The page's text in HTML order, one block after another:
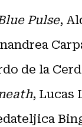
Pulse,
de la
, Lucas